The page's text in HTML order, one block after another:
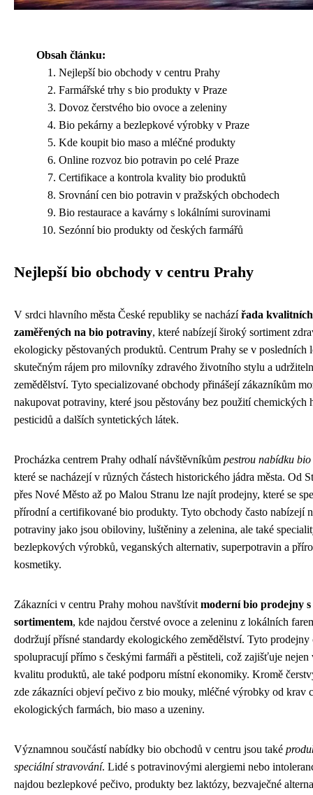
Obsah článku:
Nejlepší bio obchody v centru Prahy
Farmářské trhy s bio produkty v Praze
Dovoz čerstvého bio ovoce a zeleniny
Bio pekárny a bezlepkové výrobky v Praze
Kde koupit bio maso a mléčné produkty
Online rozvoz bio potravin po celé Praze
Certifikace a kontrola kvality bio produktů
Srovnání cen bio potravin v pražských obchodech
Bio restaurace a kavárny s lokálními surovinami
Sezónní bio produkty od českých farmářů
Nejlepší bio obchody v centru Prahy
V srdci hlavního města České republiky se nacházířada
zaměřených na bio potraviny, které nabízejí široký sortiment
ekologicky pěstovaných produktů. Centrum Prahy se v posledních
skutečným rájem pro milovníky zdravého životního stylu a
zemědělství. Tyto specializované obchody přinášejí zákazníkům
nakupovat potraviny, které jsou pěstovány bez použití chemických
pesticidů a dalších syntetických látek.
Procházka centrem Prahy odhalí návštěvníkům pestrou nabídku
které se nacházejí v různých částech historického jádra města. Od
přes Nové Město až po Malou Stranu lze najít prodejny, které se
přírodní a certifikované bio produkty. Tyto obchody často nabízejí
potraviny jako jsou obiloviny, luštěniny a zelenina, ale také
bezlepkových výrobků, veganských alternativ, superpotravin a
kosmetiky.
Zákazníci v centru Prahy mohou navštívit moderní bio prodejny
sortimentem, kde najdou čerstvé ovoce a zeleninu z lokálních
dodržují přísné standardy ekologického zemědělství. Tyto prodejny
spolupracují přímo s českými farmáři a pěstiteli, což zajišťuje nejen
kvalitu produktů, ale také podporu místní ekonomiky. Kromě
zde zákazníci objeví pečivo z bio mouky, mléčné výrobky od krav
ekologických farmách, bio maso a uzeniny.
Významnou součástí nabídky bio obchodů v centru jsou také
speciální stravování. Lidé s potravinovými alergiemi nebo
najdou bezlepkové pečivo, produkty bez laktózy, bezvaječné